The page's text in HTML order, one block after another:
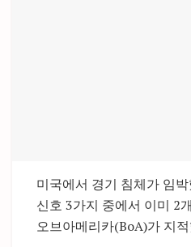
미국에서 경기 침체가 임
신호 3가지 중에서 이미 2
오브아메리카(BoA)가 지